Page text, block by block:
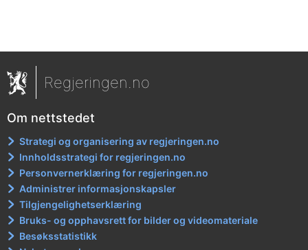
Regjeringen.no
Om nettstedet
Strategi og organisering av regjeringen.no
Innholdsstrategi for regjeringen.no
Personvernerklæring for regjeringen.no
Administrer informasjonskapsler
Tilgjengelighetserklæring
Bruks- og opphavsrett for bilder og videomateriale
Besøksstatistikk